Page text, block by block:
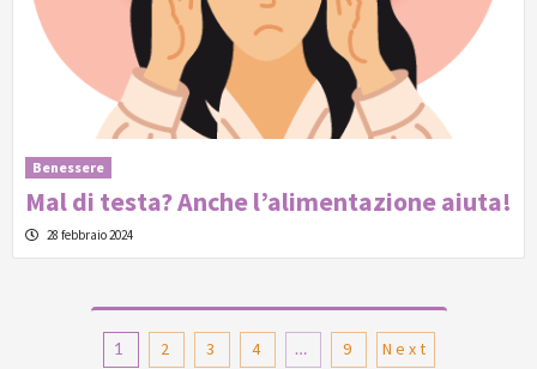
Benessere
Mal di testa? Anche l’alimentazione aiuta!
28 febbraio 2024
Paginazione
1 2 3 4 … 9 Next